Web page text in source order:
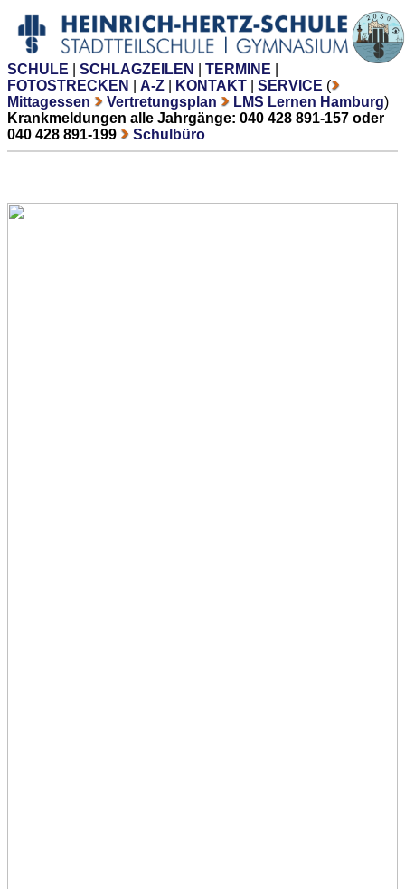
SCHULE SCHLAGZEILEN TERMINE
FOTOSTRECKEN
A-Z KONTAKT SERVICE (
Mittagessen
Vertretungsplan LMS Lernen Hamburg)
Krankmeldungen alle Jahrgänge: 040 428 891-157 oder
040 428 891-199
Schulbüro